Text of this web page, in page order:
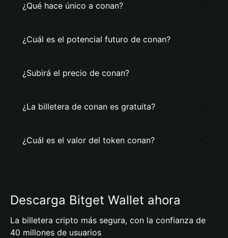
¿Qué hace único a conan?
¿Cuál es el potencial futuro de conan?
¿Subirá el precio de conan?
¿La billetera de conan es gratuita?
¿Cuál es el valor del token conan?
Descarga Bitget Wallet ahora
La billetera cripto más segura, con la confianza de
40 millones de usuarios